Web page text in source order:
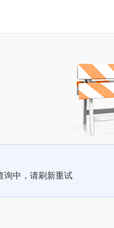
询中，请刷新重试